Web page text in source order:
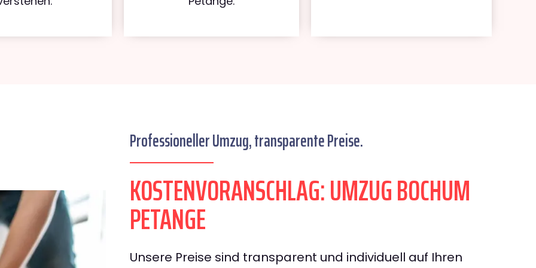
Professioneller Umzug, transparente Preise.
KOSTENVORANSCHLAG: UMZUG BOCHUM
PETANGE
Unsere Preise sind transparent und individuell auf Ihren